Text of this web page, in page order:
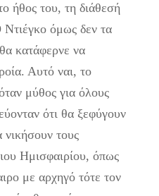
ήθος του, τη διάθεσή
όμως δεν τα
κατάφερνε να
Αυτό ναι, το
μύθος για όλους
ότι θα ξεφύγουν
νικήσουν τους
Ημισφαιρίου, όπως
με αρχηγό τότε τον